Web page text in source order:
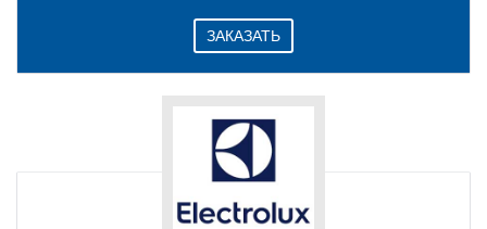
ЗАКАЗАТЬ